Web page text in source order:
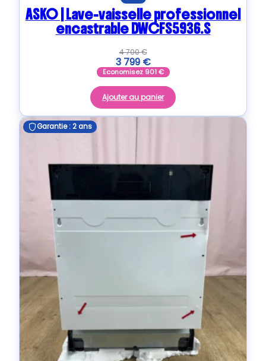
ASKO | Lave-vaisselle professionnel
encastrable DWCFS5936.S
4 700€
3 799 €
Economisez 901€
Ajouter au panier
Garantie : 2 ans